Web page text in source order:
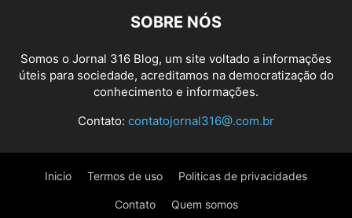
SOBRE NÓS
Somos o Jornal 316 Blog, um site voltado a informações
úteis para sociedade, acreditamos na democratização do
conhecimento e informações.
Contato: contatojornal316@.com.br
Inicio Termos de uso Politicas de privacidades
Contato Quem somos